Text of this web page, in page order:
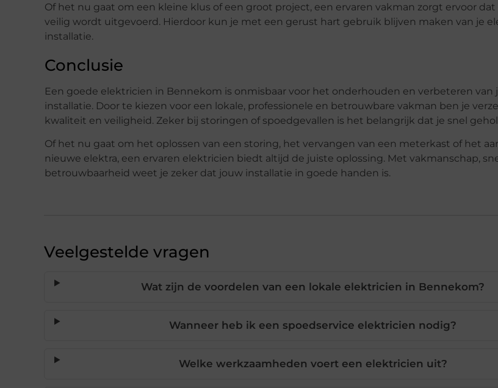
Of het nu gaat om een kleine klus of een groot project, een ervaren vakman zorgt ervoor dat
veilig wordt uitgevoerd. Hierdoor kun je met een gerust hart gebruik blijven maken van je
installatie.
Conclusie
Een goede elektricien in Bennekom is onmisbaar voor het onderhouden en verbeteren van
installatie. Door te kiezen voor een lokale, professionele en betrouwbare vakman ben je
kwaliteit en veiligheid. Zeker bij storingen of spoedgevallen is het belangrijk dat je snel
Of het nu gaat om het oplossen van een storing, het vervangen van een meterkast of het
nieuwe elektra, een ervaren elektricien biedt altijd de juiste oplossing. Met vakmanschap,
betrouwbaarheid weet je zeker dat jouw installatie in goede handen is.
Veelgestelde vragen
Wat zijn de voordelen van een lokale elektricien in Bennekom?
Wanneer heb ik een spoedservice elektricien nodig?
Welke werkzaamheden voert een elektricien uit?